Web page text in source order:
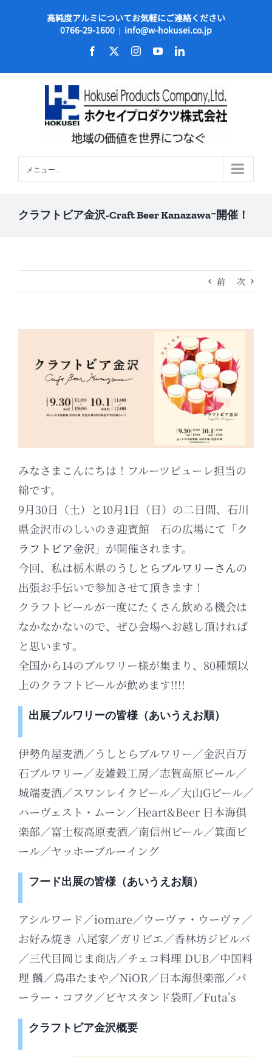
高純度アルミについてお気軽にご連絡ください
0766-29-1600 | info@w-hokusei.co.jp
Facebook InstagramYouTubeLinkedIn
メニュー...
クラフトビア金沢-Craft Beer Kanazawaｰ開催！
前 次
みなさまこんにちは！フルーツピューレ担当の
綿です。
9月30日（土）と10月1日（日）の二日間、石川
県金沢市のしいのき迎賓館 石の広場にて「ク
ラフトビア金沢 」が開催されます。
今回、私は栃木県の うしとらブルワリーさんの
出張お手伝いで参加させて頂きます！
クラフトビールが一度にたくさん飲める機会は
なかなかないので、ぜひ会場へお越し頂ければ
と思います。
全国から14のブルワリー様が集まり、80種類以
上のクラフトビールが飲めます!!!!
出展ブルワリーの皆様（あいうえお順）
伊勢角屋麦酒／うしとらブルワリー／金沢百万
石ブルワリー／麦雑穀工房／志賀高原ビール／
城端麦酒／スワンレイクビール／大山Gビール／
ハーヴェスト・ムーン／Heart&Beer 日本海倶
楽部／富士桜高原麦酒／南信州ビール／箕面ビ
ール／ヤッホーブルーイング
フード出展の皆様（あいうえお順）
アシルワード／iomare／ウーヴァ・ウーヴァ／
お好み焼き 八尾家／ガリビエ／香林坊ジビルバ
／三代目岡じま商店／チェコ料理 DUB／中国料
理 麟／鳥串たまや／NiOR／日本海倶楽部／パ
ーラー・コフク／ビヤスタンド袋町／Futa’s
クラフトビア金沢概要